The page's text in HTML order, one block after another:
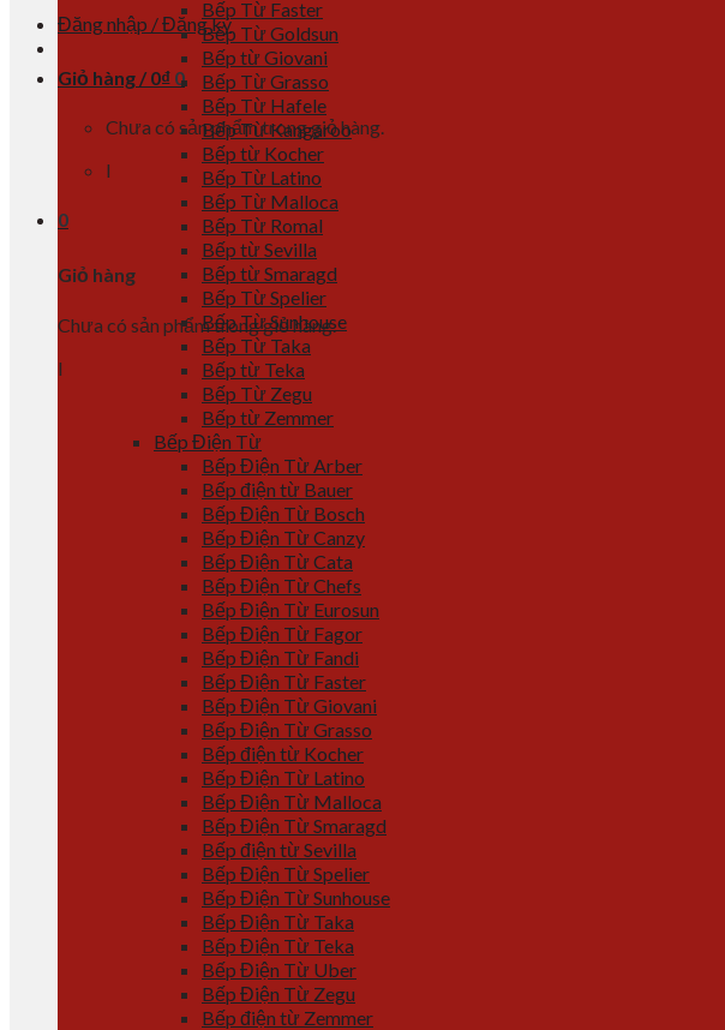
Đăng nhập / Đăng ký
Giỏ hàng / 0₫ 0
Chưa có sản phẩm trong giỏ hàng.
l
0
Giỏ hàng
Chưa có sản phẩm trong giỏ hàng.
l
Bếp Từ Faster
Bếp Từ Goldsun
Bếp từ Giovani
Bếp Từ Grasso
Bếp Từ Hafele
Bếp Từ Kangaroo
Bếp từ Kocher
Bếp Từ Latino
Bếp Từ Malloca
Bếp Từ Romal
Bếp từ Sevilla
Bếp từ Smaragd
Bếp Từ Spelier
Bếp Từ Sunhouse
Bếp Từ Taka
Bếp từ Teka
Bếp Từ Zegu
Bếp từ Zemmer
Bếp Điện Từ
Bếp Điện Từ Arber
Bếp điện từ Bauer
Bếp Điện Từ Bosch
Bếp Điện Từ Canzy
Bếp Điện Từ Cata
Bếp Điện Từ Chefs
Bếp Điện Từ Eurosun
Bếp Điện Từ Fagor
Bếp Điện Từ Fandi
Bếp Điện Từ Faster
Bếp Điện Từ Giovani
Bếp Điện Từ Grasso
Bếp điện từ Kocher
Bếp Điện Từ Latino
Bếp Điện Từ Malloca
Bếp Điện Từ Smaragd
Bếp điện từ Sevilla
Bếp Điện Từ Spelier
Bếp Điện Từ Sunhouse
Bếp Điện Từ Taka
Bếp Điện Từ Teka
Bếp Điện Từ Uber
Bếp Điện Từ Zegu
Bếp điện từ Zemmer